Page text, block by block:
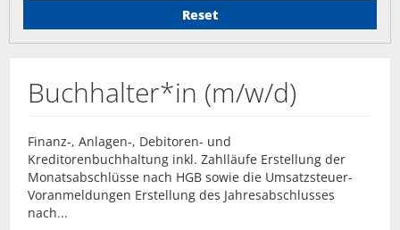
Reset
Buchhalter*in (m/w/d)
Finanz-, Anlagen-, Debitoren- und
Kreditorenbuchhaltung inkl. Zahlläufe Erstellung der
Monatsabschlüsse nach HGB sowie die Umsatzsteuer-
Voranmeldungen Erstellung des Jahresabschlusses
nach...